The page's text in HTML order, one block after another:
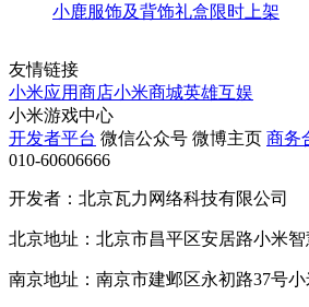
小鹿服饰及背饰礼盒限时上架
友情链接
小米应用商店小米商城英雄互娱
小米游戏中心
开发者平台 微信公众号 微博主页 商务
010-60606666
开发者：北京瓦力网络科技有限公司
北京地址：北京市昌平区安居路小米智
南京地址：南京市建邺区永初路37号